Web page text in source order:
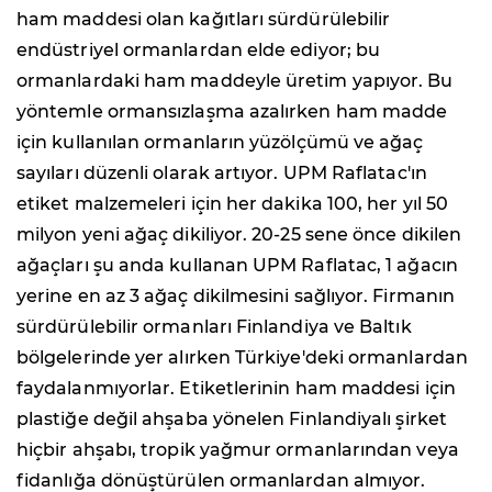
ham maddesi olan kağıtları sürdürülebilir
endüstriyel ormanlardan elde ediyor; bu
ormanlardaki ham maddeyle üretim yapıyor. Bu
yöntemle ormansızlaşma azalırken ham madde
için kullanılan ormanların yüzölçümü ve ağaç
sayıları düzenli olarak artıyor. UPM Raflatac'ın
etiket malzemeleri için her dakika 100, her yıl 50
milyon yeni ağaç dikiliyor. 20-25 sene önce dikilen
ağaçları şu anda kullanan UPM Raflatac, 1 ağacın
yerine en az 3 ağaç dikilmesini sağlıyor. Firmanın
sürdürülebilir ormanları Finlandiya ve Baltık
bölgelerinde yer alırken Türkiye'deki ormanlardan
faydalanmıyorlar. Etiketlerinin ham maddesi için
plastiğe değil ahşaba yönelen Finlandiyalı şirket
hiçbir ahşabı, tropik yağmur ormanlarından veya
fidanlığa dönüştürülen ormanlardan almıyor.